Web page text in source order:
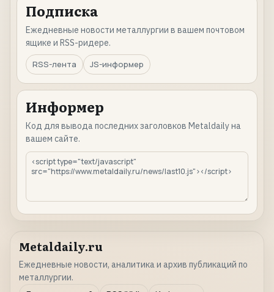
Подписка
Ежедневные новости металлургии в вашем почтовом
ящике и RSS-ридере.
RSS-лента
JS-информер
Информер
Код для вывода последних заголовков Metaldaily на
вашем сайте.
Metaldaily.ru
Ежедневные новости, аналитика и архив публикаций по
металлургии.